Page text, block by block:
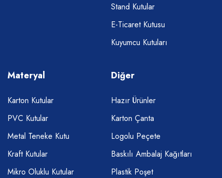
Stand Kutular
E-Ticaret Kutusu
Kuyumcu Kutuları
Materyal
Karton Kutular
PVC Kutular
Metal Teneke Kutu
Kraft Kutular
Mikro Oluklu Kutular
Diğer
Hazır Ürünler
Karton Çanta
Logolu Peçete
Baskılı Ambalaj Kağıtları
Plastik Poşet